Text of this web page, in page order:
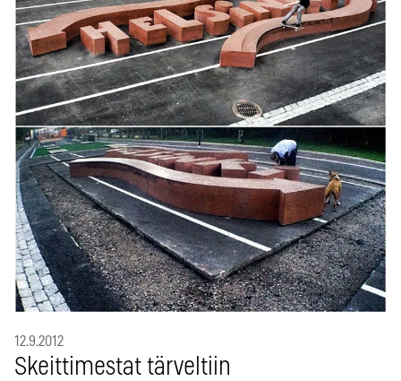
12.9.2012
Skeittimestat tärveltiin